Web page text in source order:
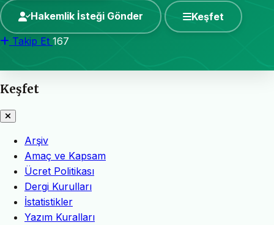
Hakemlik İsteği Gönder Keşfet
Takip Et 167
Keşfet
Arşiv
Amaç ve Kapsam
Ücret Politikası
Dergi Kurulları
İstatistikler
Yazım Kuralları